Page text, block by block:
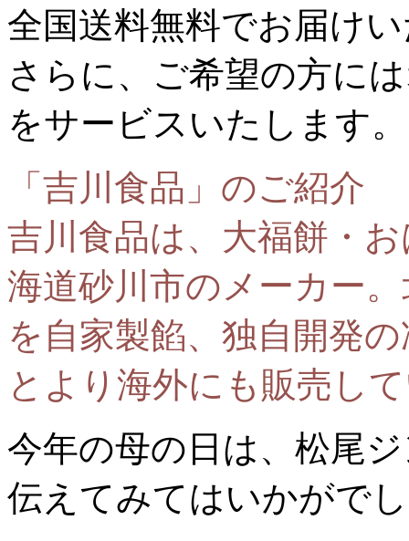
全国送料無料でお届け
さらに、ご希望の方に
をサービスいたします。
「吉川食品」のご紹介
吉川食品は、大福餅・
海道砂川市のメーカー
を自家製餡、独自開発
とより海外にも販売し
今年の母の日は、松尾
伝えてみてはいかがで